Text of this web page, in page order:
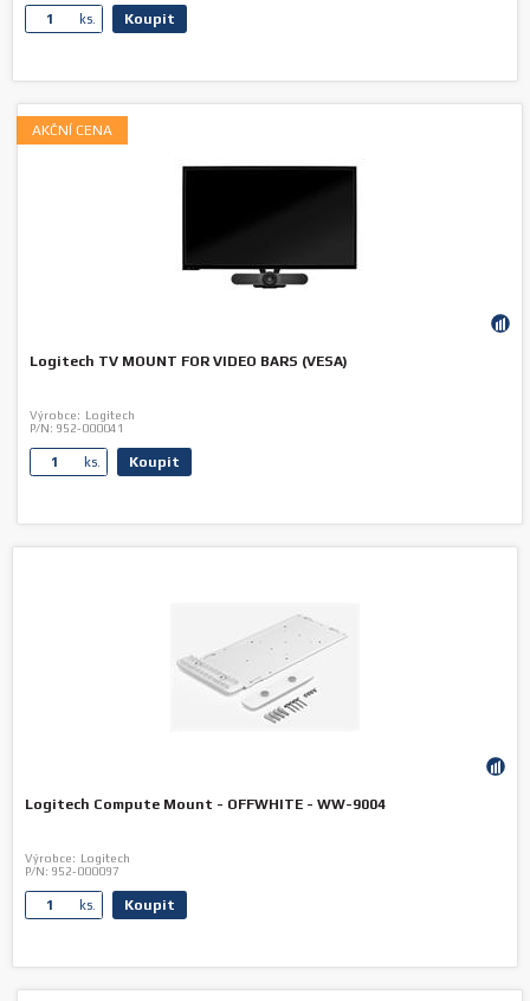
ks. Koupit
AKČNÍ CENA
Logitech TV MOUNT FOR VIDEO BARS (VESA)
Výrobce: Logitech
P/N: 952-000041
ks. Koupit
Logitech Compute Mount - OFFWHITE - WW-9004
Výrobce: Logitech
P/N: 952-000097
ks. Koupit